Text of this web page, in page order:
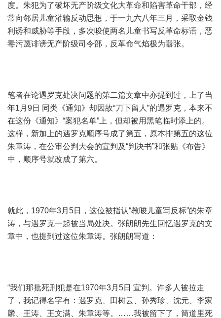
度。朱犯为了破坏无产阶级文化大革命和陷害革命干部，经
常向邻居儿童灌输反动思想，于一九六八年三月，采取金钱
利诱和威胁等手段，多次唆使两名儿童书写反革命标语，恶
毒污蔑诽谤无产阶级司令部，反革命气焰极为嚣张。
笔者在论遇罗克处决问题的第二篇文章中亦提到过，上了当
年1月9日 同类《通知》却因故“刀下留人”的遇罗克，本来不
在这份《通知》“案犯名单”上，但却被用黑笔临时添上的。
这样，新加上的遇罗克顺序号成了第五，原本排第五的这位
朱章涛，在公审公判大会的宣判及“判决书”和张贴《布告》
中，顺序号就改成了第六。
就此，1970年3月5日，这位被指认“教唆儿童写反标”的朱章
涛，与遇罗克一起被当局处决。张朗朗先生回忆遇罗克的文
章中，也提到过这位朱章涛。张朗朗写道：
“我们那批死刑犯是在1970年3月5日 宣判。许多人被拉走
了，我记得名字有：遇罗克、田树云、孙秀珍、沈元、李家
麟、王涛、王文满、朱章涛等。……我被留下了，筒道里死